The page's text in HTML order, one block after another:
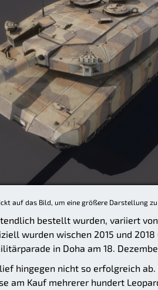
auf das Bild, um eine größere Darstellung
bestellt wurden, variiert
wurden wischen 2015 und
in Doha am 18.
hingegen nicht so erfolgreich
am Kauf mehrerer hundert